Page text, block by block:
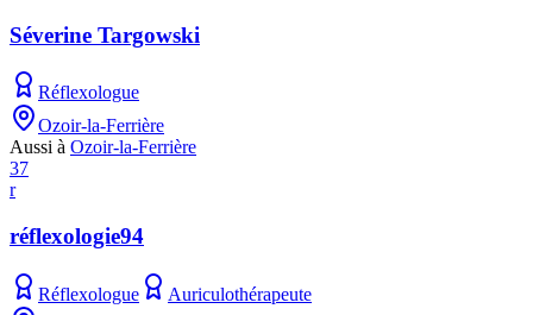
Séverine Targowski
Réflexologue
Ozoir-la-Ferrière
Aussi à Ozoir-la-Ferrière
37
r
réflexologie94
Réflexologue
Auriculothérapeute